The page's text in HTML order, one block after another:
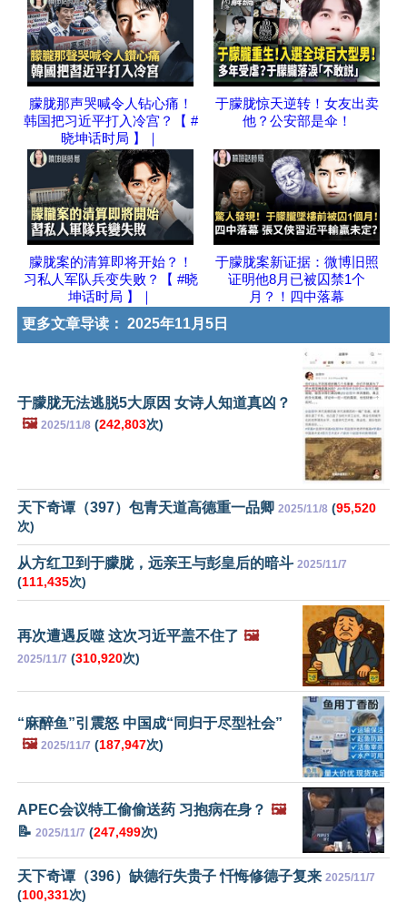
朦胧那声哭喊令人钻心痛！
韩国把习近平打入冷宫？【 #
晓坤话时局 】｜
于朦胧惊天逆转！女友出卖
他？公安部是伞！
朦胧案的清算即将开始？！
习私人军队兵变失败？【 #晓
坤话时局 】｜
于朦胧案新证据：微博旧照
证明他8月已被囚禁1个
月？！四中落幕
更多文章导读： 2025年11月5日
于朦胧无法逃脱5大原因 女诗人知道真凶？
🖼️ 2025/11/8 (242,803次)
天下奇谭（397）包青天道高德重一品卿 2025/11/8 (95,520
次)
从方红卫到于朦胧，远亲王与彭皇后的暗斗 2025/11/7
(111,435次)
再次遭遇反噬 这次习近平盖不住了 🖼️
2025/11/7 (310,920次)
“麻醉鱼”引震怒 中国成“同归于尽型社会”
🖼️ 2025/11/7 (187,947次)
APEC会议特工偷偷送药 习抱病在身？ 🖼️
📝 2025/11/7 (247,499次)
天下奇谭（396）缺德行失贵子 忏悔修德子复来 2025/11/7
(100,331次)